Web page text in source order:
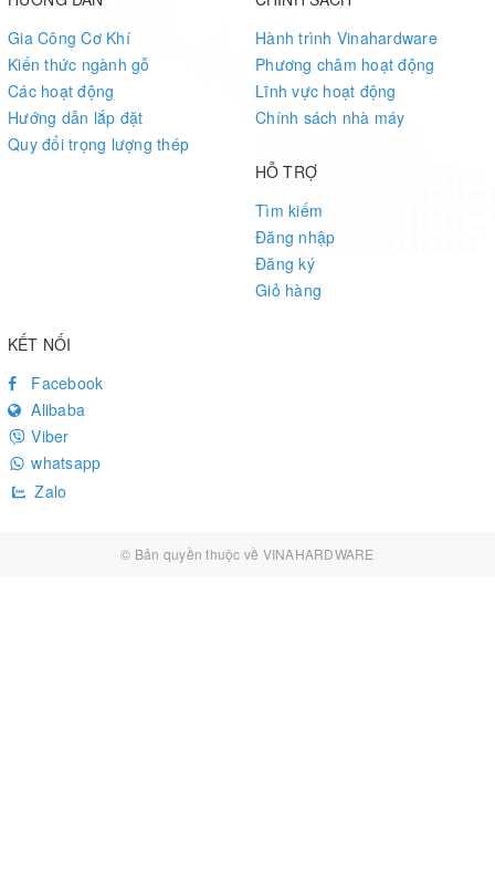
Gia Công Cơ Khí
Kiến thức ngành gỗ
Các hoạt động
Hướng dẫn lắp đặt
Quy đổi trọng lượng thép
Hành trình Vinahardware
Phương châm hoạt động
Lĩnh vực hoạt động
Chính sách nhà máy
HỖ TRỢ
Tìm kiếm
Đăng nhập
Đăng ký
Giỏ hàng
KẾT NỐI
Facebook
Alibaba
Viber
whatsapp
Zalo
© Bản quyền thuộc về VINAHARDWARE